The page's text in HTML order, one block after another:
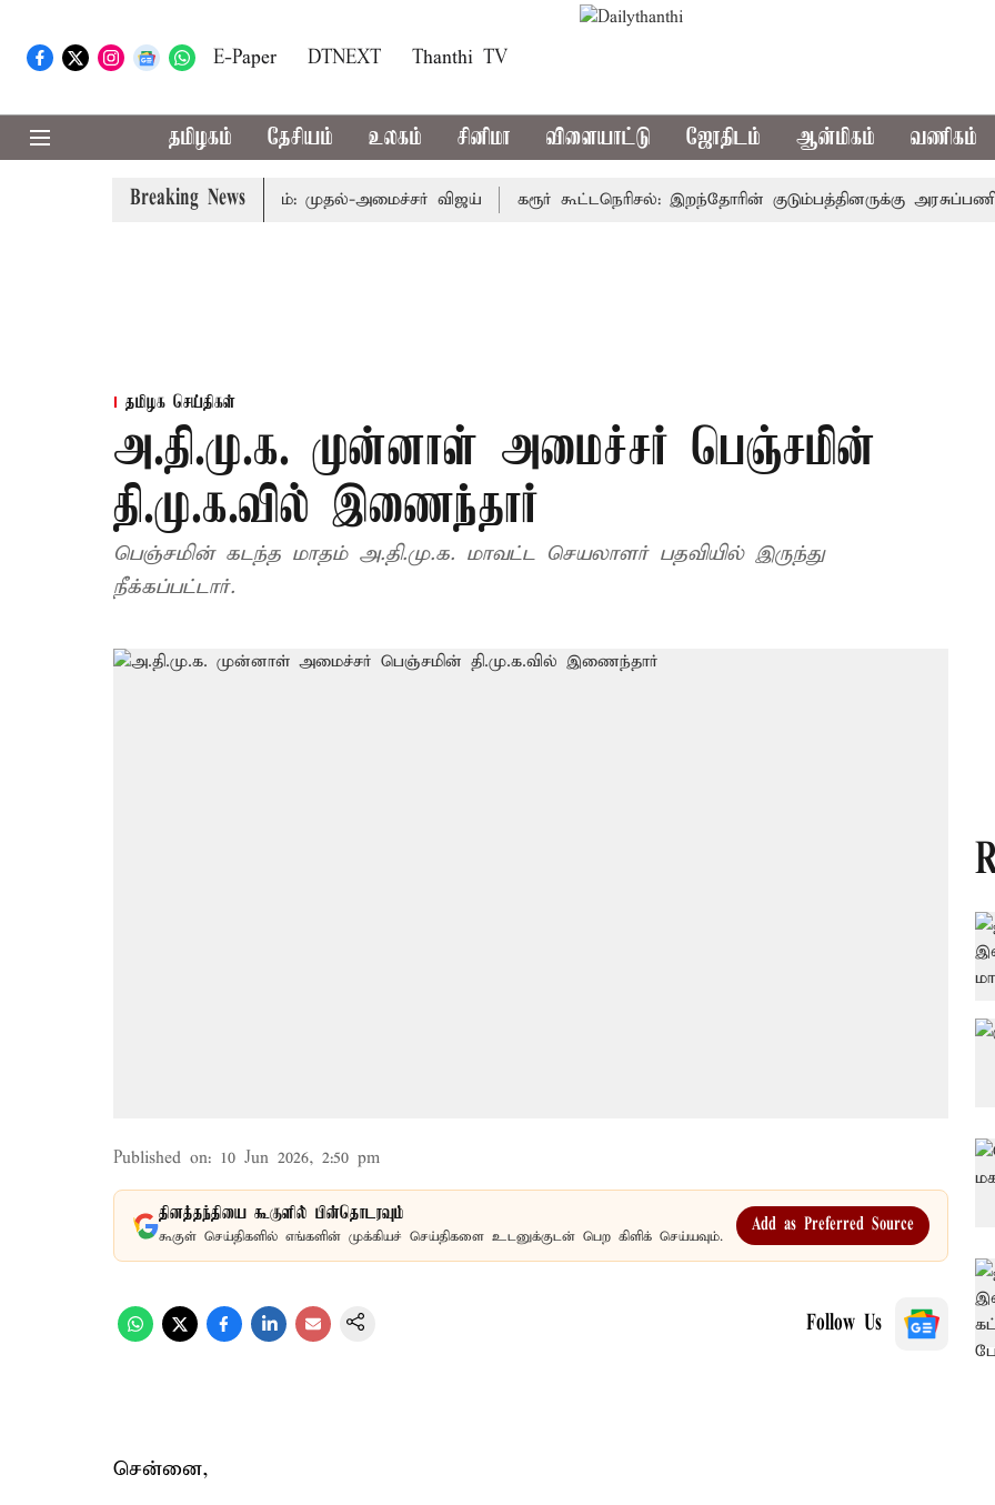
E-Paper DTNEXT Thanthi TV
தமிழகம் தேசியம் உலகம் சினிமா விளையாட்டு ஜோதிடம் ஆன்மிகம் வணிகம்
Breaking News
தொகுதி மறுவரையறை பாதிக்கும்: முதல்-அமைச்சர் விஜய் கரூர் கூட்டநெரிசல்: இறந்தோரின் குடும்பத்தினருக்கு அரசுப்பணி
தமிழக செய்திகள்
அ.தி.மு.க. முன்னாள் அமைச்சர் பெஞ்சமின்
தி.மு.க.வில் இணைந்தார்
பெஞ்சமின் கடந்த மாதம் அ.தி.மு.க. மாவட்ட செயலாளர் பதவியில் இருந்து
நீக்கப்பட்டார்.
Published on: 10 Jun 2026, 2:50 pm
தினத்தந்தியை கூகுளில் பின்தொடரவும்
கூகுள் செய்திகளில் எங்களின் முக்கியச் செய்திகளை உடனுக்குடன் பெற கிளிக் செய்யவும்.
Add as Preferred Source
Follow Us
சென்னை,